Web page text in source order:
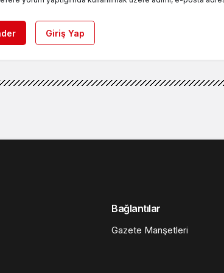
Giriş Yap
Bağlantılar
Gazete Manşetleri